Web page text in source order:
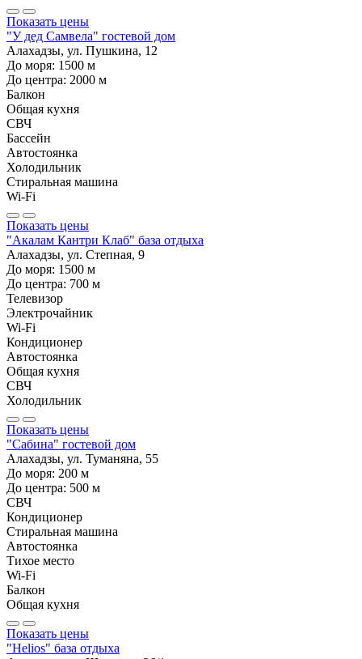
Показать цены
"У дед Самвела" гостевой дом
Алахадзы, ул. Пушкина, 12
До моря: 1500 м
До центра: 2000 м
Балкон
Общая кухня
СВЧ
Бассейн
Автостоянка
Холодильник
Стиральная машина
Wi-Fi
Показать цены
"Акалам Кантри Клаб" база отдыха
Алахадзы, ул. Степная, 9
До моря: 1500 м
До центра: 700 м
Телевизор
Электрочайник
Wi-Fi
Кондиционер
Автостоянка
Общая кухня
СВЧ
Холодильник
Показать цены
"Сабина" гостевой дом
Алахадзы, ул. Туманяна, 55
До моря: 200 м
До центра: 500 м
СВЧ
Кондиционер
Стиральная машина
Автостоянка
Тихое место
Wi-Fi
Балкон
Общая кухня
Показать цены
"Helios" база отдыха